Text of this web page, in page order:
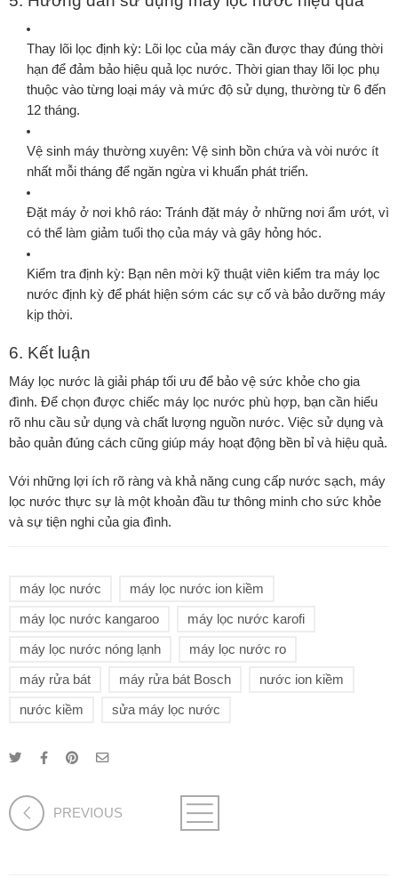
Thay lõi lọc định kỳ: Lõi lọc của máy cần được thay đúng thời
hạn để đảm bảo hiệu quả lọc nước. Thời gian thay lõi lọc phụ
thuộc vào từng loại máy và mức độ sử dụng, thường từ 6 đến
12 tháng.
Vệ sinh máy thường xuyên: Vệ sinh bồn chứa và vòi nước ít
nhất mỗi tháng để ngăn ngừa vi khuẩn phát triển.
Đặt máy ở nơi khô ráo: Tránh đặt máy ở những nơi ẩm ướt, vì
có thể làm giảm tuổi thọ của máy và gây hỏng hóc.
Kiểm tra định kỳ: Bạn nên mời kỹ thuật viên kiểm tra máy lọc
nước định kỳ để phát hiện sớm các sự cố và bảo dưỡng máy
kịp thời.
6. Kết luận
Máy lọc nước là giải pháp tối ưu để bảo vệ sức khỏe cho gia
đình. Để chọn được chiếc máy lọc nước phù hợp, bạn cần hiểu
rõ nhu cầu sử dụng và chất lượng nguồn nước. Việc sử dụng và
bảo quản đúng cách cũng giúp máy hoạt động bền bỉ và hiệu quả.
Với những lợi ích rõ ràng và khả năng cung cấp nước sạch, máy
lọc nước thực sự là một khoản đầu tư thông minh cho sức khỏe
và sự tiện nghi của gia đình.
máy lọc nước máy lọc nước ion kiềm
máy lọc nước kangaroo máy lọc nước karofi
máy lọc nước nóng lạnh máy lọc nước ro
máy rửa bát máy rửa bát Bosch nước ion kiềm
nước kiềm sửa máy lọc nước
PREVIOUS